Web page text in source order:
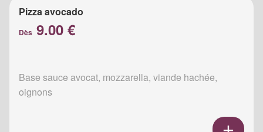
Pizza avocado
Dès 9.00 €
Base sauce avocat, mozzarella, viande hachée,
oignons